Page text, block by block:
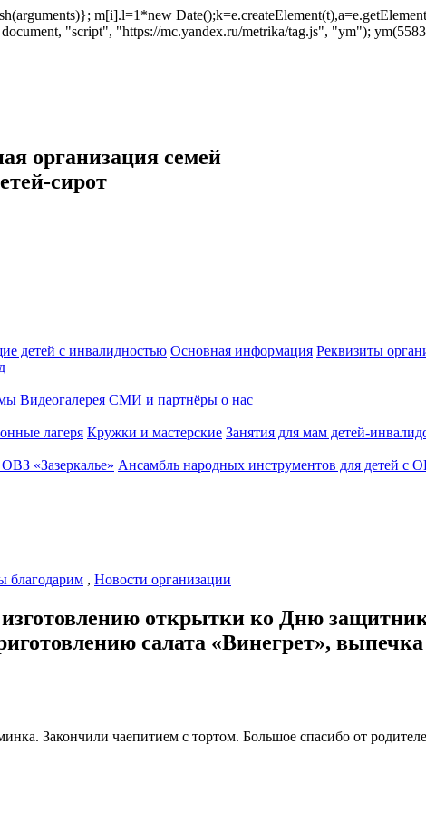
m[i].l=1*new
"script", "https://mc.yandex.ru/metrika/tag.js", "ym");
организация семей
сирот
детей с инвалидностью Основная информация Реквизиты
Видеогалерея СМИ и партнёры о нас
лагеря Кружки и мастерские Занятия для мам детей-
ОВЗ «Зазеркалье» Ансамбль народных инструментов для детей с
благодарим , Новости организации
изготовлению открытки ко Дню
салата «Винегрет»,
Закончили чаепитием с тортом. Большое спасибо от